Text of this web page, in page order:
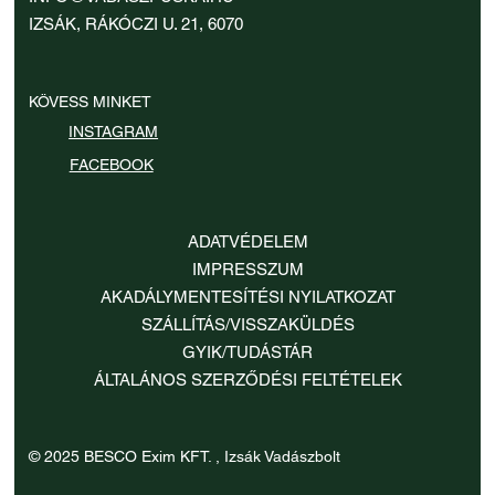
Ár35 900 Ft
Ár35 900 Ft
ADATVÉDELEM
IMPRESSZUM
AKADÁLYMENTESÍTÉSI NYILATKOZAT
SZÁLLÍTÁS/VISSZAKÜLDÉS
GYIK/TUDÁSTÁR
ÁLTALÁNOS SZERZŐDÉSI FELTÉTELEK
KÖVESS MINKET
INSTAGRAM
FACEBOOK
© 2025 BESCO Exim KFT. , Izsák Vadászbolt
IZSÁK, RÁKÓCZI U. 21, 6070